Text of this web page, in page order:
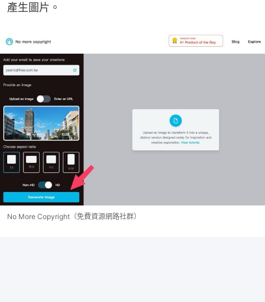
產生圖片。
No More Copyright（免費資源網路社群）